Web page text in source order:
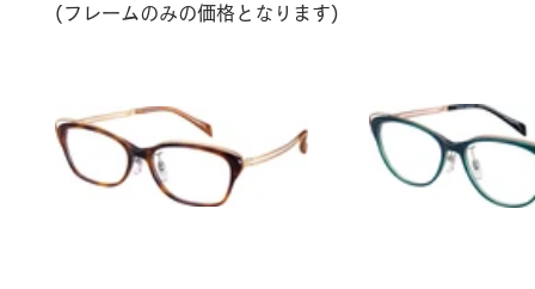
(フレームのみの価格となります)